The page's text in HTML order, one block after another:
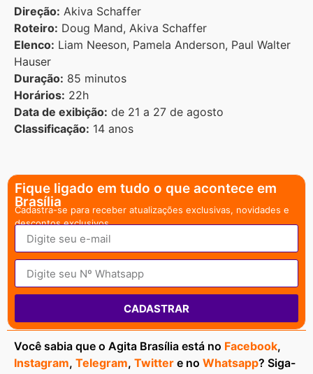
Direção: Akiva Schaffer
Roteiro: Doug Mand, Akiva Schaffer
Elenco: Liam Neeson, Pamela Anderson, Paul Walter
Hauser
Duração: 85 minutos
Horários: 22h
Data de exibição: de 21 a 27 de agosto
Classificação: 14 anos
Fique ligado em tudo o que acontece em
Brasília
Cadastra-se para receber atualizações exclusivas, novidades e
descontos exclusivos.
CADASTRAR
Você sabia que o Agita Brasília está no Facebook,
Instagram, Telegram, Twitter e no Whatsapp? Siga-